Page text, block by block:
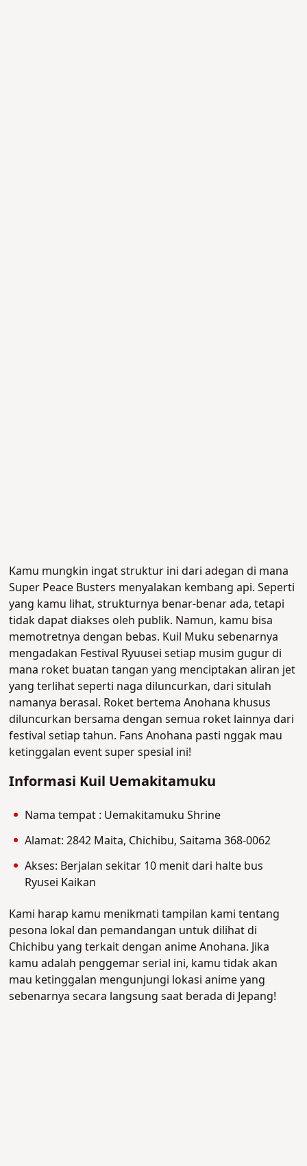
Kamu mungkin ingat struktur ini dari adegan di mana
Super Peace Busters menyalakan kembang api. Seperti
yang kamu lihat, strukturnya benar-benar ada, tetapi
tidak dapat diakses oleh publik. Namun, kamu bisa
memotretnya dengan bebas. Kuil Muku sebenarnya
mengadakan Festival Ryuusei setiap musim gugur di
mana roket buatan tangan yang menciptakan aliran jet
yang terlihat seperti naga diluncurkan, dari situlah
namanya berasal. Roket bertema Anohana khusus
diluncurkan bersama dengan semua roket lainnya dari
festival setiap tahun. Fans Anohana pasti nggak mau
ketinggalan event super spesial ini!
Informasi Kuil Uemakitamuku
Nama tempat : Uemakitamuku Shrine
Alamat: 2842 Maita, Chichibu, Saitama 368-0062
Akses: Berjalan sekitar 10 menit dari halte bus
Ryusei Kaikan
Kami harap kamu menikmati tampilan kami tentang
pesona lokal dan pemandangan untuk dilihat di
Chichibu yang terkait dengan anime Anohana. Jika
kamu adalah penggemar serial ini, kamu tidak akan
mau ketinggalan mengunjungi lokasi anime yang
sebenarnya secara langsung saat berada di Jepang!